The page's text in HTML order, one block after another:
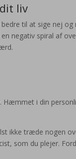
liv
til at sige nej
negativ spiral af
Hæmmet i din
ikke træde nogen
som du plejer.